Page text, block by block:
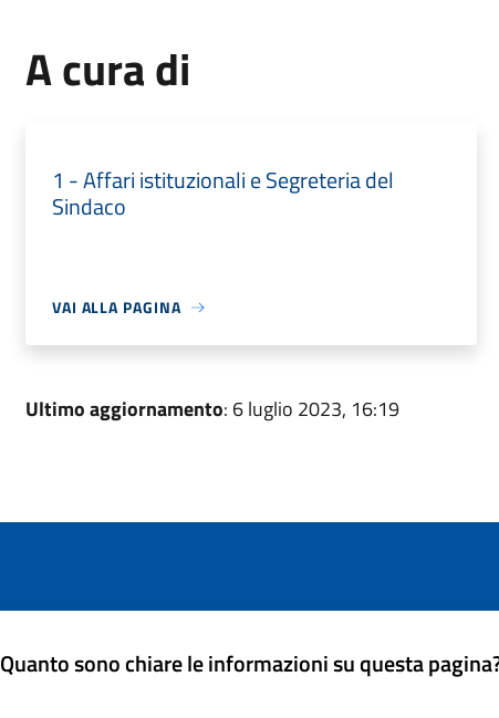
A cura di
1 - Affari istituzionali e Segreteria del
Sindaco
VAI ALLA PAGINA
Ultimo aggiornamento: 6 luglio 2023, 16:19
Quanto sono chiare le informazioni su questa